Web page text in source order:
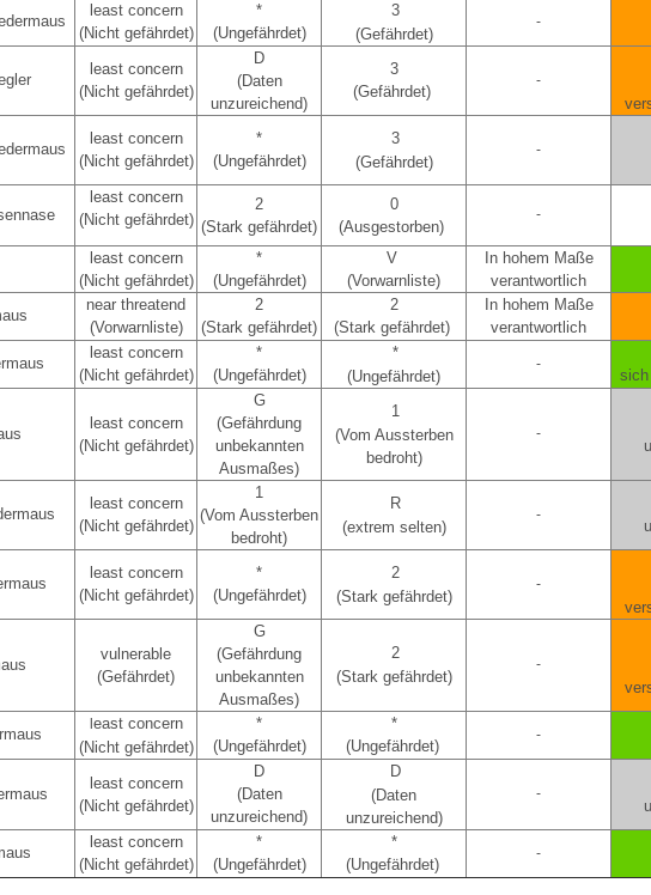
least concern
(Nicht gefährdet)
*
(Ungefährdet)
3
(Gefährdet)
-
least concern
(Nicht gefährdet)
D
(Daten
unzureichend)
3
(Gefährdet)
-
least concern
(Nicht gefährdet)
*
(Ungefährdet)
3
(Gefährdet)
-
least concern
(Nicht gefährdet)
2
(Stark gefährdet)
0
(Ausgestorben)
-
least concern
(Nicht gefährdet)
*
(Ungefährdet)
V
(Vorwarnliste)
In hohem Maße
verantwortlich
near threatend
(Vorwarnliste)
2
(Stark gefährdet)
2
(Stark gefährdet)
In hohem Maße
verantwortlich
least concern
(Nicht gefährdet)
*
(Ungefährdet)
*
(Ungefährdet)
-
sich
least concern
(Nicht gefährdet)
G
(Gefährdung
unbekannten
Ausmaßes)
1
(Vom Aussterben
bedroht)
-
least concern
(Nicht gefährdet)
1
(Vom Aussterben
bedroht)
R
(extrem selten)
-
least concern
(Nicht gefährdet)
*
(Ungefährdet)
2
(Stark gefährdet)
-
vulnerable
(Gefährdet)
G
(Gefährdung
unbekannten
Ausmaßes)
2
(Stark gefährdet)
-
east concern
(Nicht gefährdet)
*
(Ungefährdet)
*
(Ungefährdet)
-
least concern
(Nicht gefährdet)
D
(Daten
unzureichend)
D
(Daten
unzureichend)
-
least concern
(Nicht gefährdet)
*
(Ungefährdet)
*
(Ungefährdet)
-